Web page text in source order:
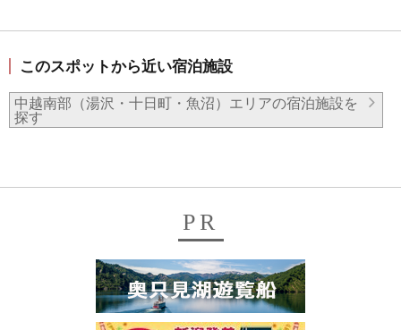
このスポットから近い宿泊施設
中越南部（湯沢・十日町・魚沼）エリアの宿泊施設を
探す
PR